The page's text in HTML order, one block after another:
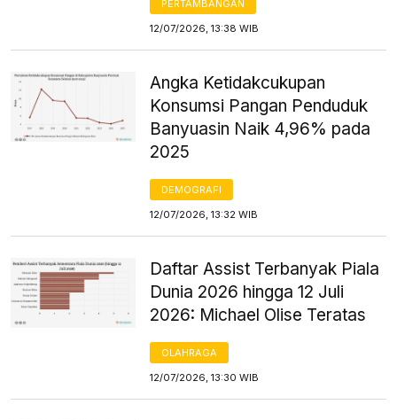
PERTAMBANGAN
12/07/2026, 13:38 WIB
Angka Ketidakcukupan
Konsumsi Pangan Penduduk
Banyuasin Naik 4,96% pada
2025
DEMOGRAFI
12/07/2026, 13:32 WIB
Daftar Assist Terbanyak Piala
Dunia 2026 hingga 12 Juli
2026: Michael Olise Teratas
OLAHRAGA
12/07/2026, 13:30 WIB